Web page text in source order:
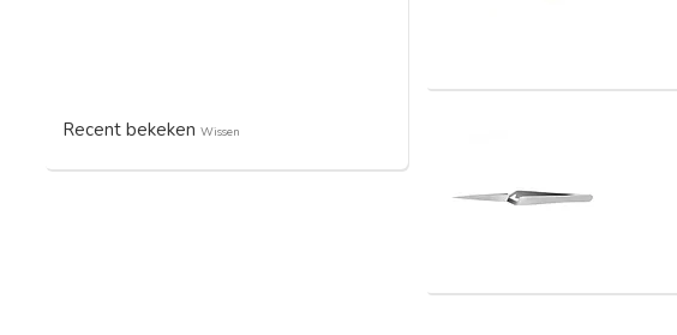
Recent bekeken Wissen